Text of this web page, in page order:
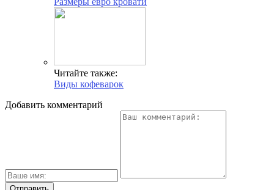
Читайте также:
Виды кофеварок
Добавить комментарий